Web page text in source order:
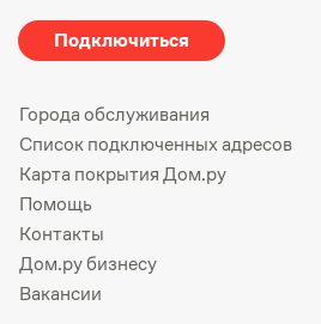
Подключиться
Города обслуживания
Список подключенных адресов
Карта покрытия Дом.ру
Помощь
Контакты
Дом.ру бизнесу
Вакансии